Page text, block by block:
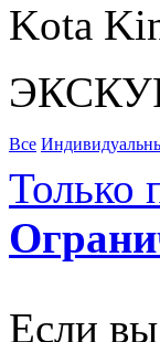
Kota
Все
Только
Если